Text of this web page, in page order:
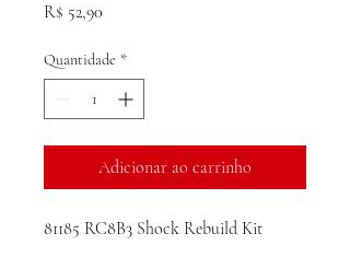
R$ 52,90
Quantidade *
Adicionar ao carrinho
81185 RC8B3 Shock Rebuild Kit